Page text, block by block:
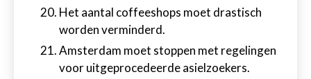
Het aantal coffeeshops moet drastisch
worden verminderd.
Amsterdam moet stoppen met regelingen
voor uitgeprocedeerde asielzoekers.